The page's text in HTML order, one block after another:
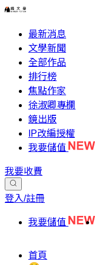
最新消息
文學新聞
全部作品
排行榜
焦點作家
徐淑卿專欄
鏡出版
IP改編授權
我要儲值
我要收費
登入/註冊
我要儲值
首頁